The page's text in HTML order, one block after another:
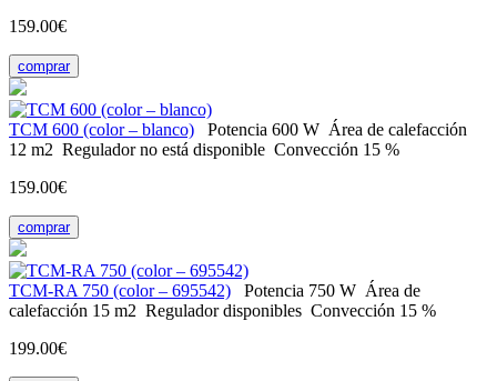
159.00€
comprar
ТСМ 600 (color – blanco) Potencia 600 W Área de calefacción
12 m2 Regulador no está disponible Convección 15 %
159.00€
comprar
ТСМ-RA 750 (color – 695542) Potencia 750 W Área de
calefacción 15 m2 Regulador disponibles Convección 15 %
199.00€